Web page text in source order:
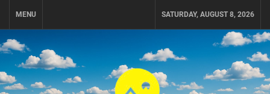
MENU SATURDAY, AUGUST 8, 2026